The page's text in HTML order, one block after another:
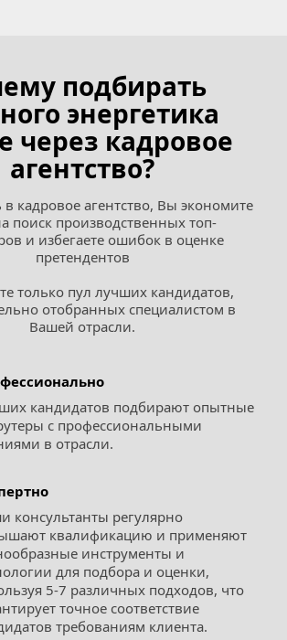
подбирать
энергетика
через кадровое
агентство?
кадровое агентство, Вы экономите
поиск производственных топ-
и избегаете ошибок в оценке
претендентов
только пул лучших кандидатов,
отобранных специалистом в
Вашей отрасли.
кандидатов подбирают опытные
с профессиональными
в отрасли.
консультанты регулярно
квалификацию и применяют
инструменты и
для подбора и оценки,
5-7 различных подходов, что
точное соответствие
требованиям клиента.